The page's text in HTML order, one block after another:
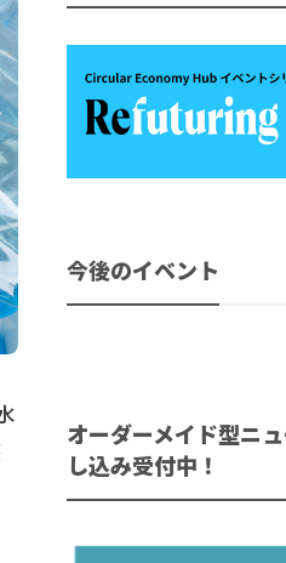
今後のイベント
オーダーメイド型ニ
し込み受付中！